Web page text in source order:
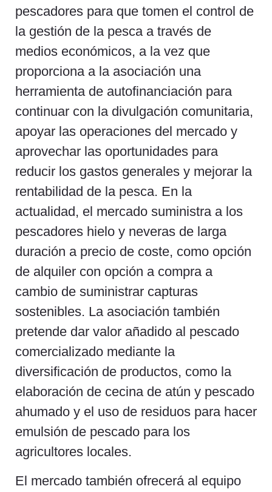
pescadores para que tomen el control de
la gestión de la pesca a través de
medios económicos, a la vez que
proporciona a la asociación una
herramienta de autofinanciación para
continuar con la divulgación comunitaria,
apoyar las operaciones del mercado y
aprovechar las oportunidades para
reducir los gastos generales y mejorar la
rentabilidad de la pesca. En la
actualidad, el mercado suministra a los
pescadores hielo y neveras de larga
duración a precio de coste, como opción
de alquiler con opción a compra a
cambio de suministrar capturas
sostenibles. La asociación también
pretende dar valor añadido al pescado
comercializado mediante la
diversificación de productos, como la
elaboración de cecina de atún y pescado
ahumado y el uso de residuos para hacer
emulsión de pescado para los
agricultores locales.
El mercado también ofrecerá al equipo